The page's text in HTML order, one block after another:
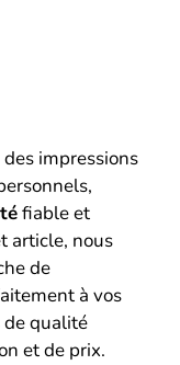
impressions
fiable et
article, nous
de
à vos
de qualité
et de prix.